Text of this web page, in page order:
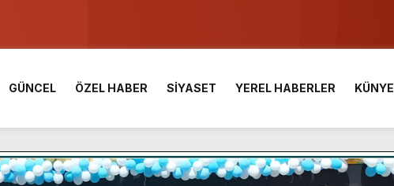
Okulunda görev değişimi!
Kursu başvurularında son gün 7 Ağustos.
Tamamlandı.
Şenlendi.
güçlenerek ilerliyor.
GÜNCEL ÖZEL HABER SİYASET YEREL HABERLER KÜNYE